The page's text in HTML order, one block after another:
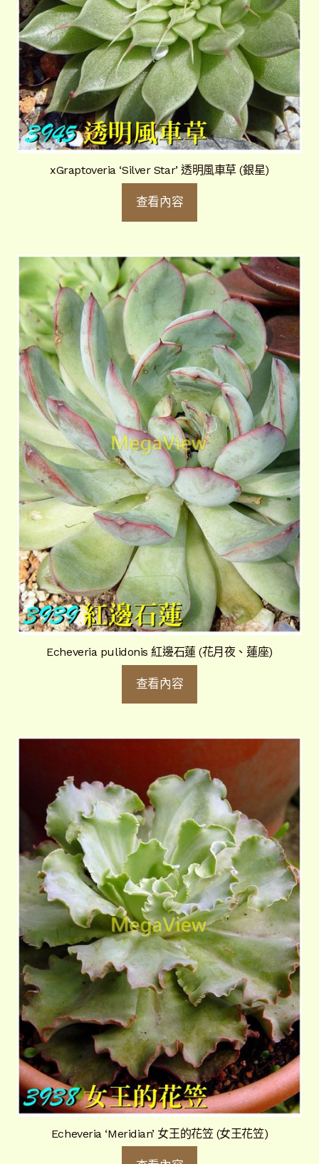
xGraptoveria ‘Silver Star’ 透明風車草 (銀星)
查看內容
Echeveria pulidonis 紅邊石蓮 (花月夜、蓮座)
查看內容
Echeveria ‘Meridian’ 女王的花笠 (女王花笠)